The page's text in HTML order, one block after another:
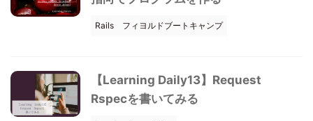
Rails フィヨルドブートキャンプ
【Learning Daily13】Request
Rspecを書いてみる